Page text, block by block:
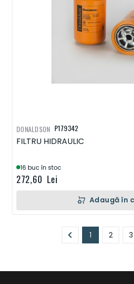
P179342
FILTRU HIDRAULIC
16 buc în stoc
272,60 Lei
DONALDSON
Adaugă în
Pagină
În prezent,
1
Pagină
2 3